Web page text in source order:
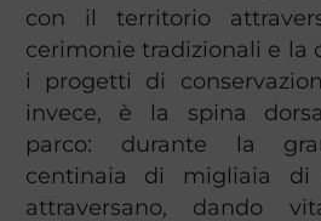
con il territorio
cerimonie tradizionali e la
i progetti di
invece, è la spina
parco: durante la
centinaia di migliaia
attraversano, dando